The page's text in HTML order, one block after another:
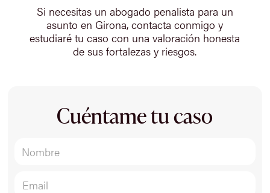
Si necesitas un abogado penalista para un
asunto en Girona, contacta conmigo y
estudiaré tu caso con una valoración honesta
de sus fortalezas y riesgos.
Cuéntame tu caso